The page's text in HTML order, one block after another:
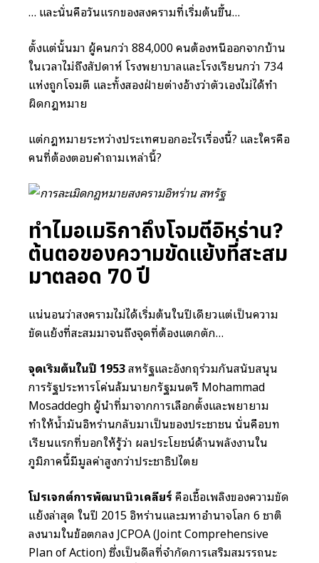
… และนั่นคือวันแรกของสงครามที่เริ่มต้นขึ้น…
ตั้งแต่นั้นมา ผู้คนกว่า 884,000 คนต้องหนีออกจากบ้าน
ในเวลาไม่ถึงสัปดาห์ โรงพยาบาลและโรงเรียนกว่า 734
แห่งถูกโจมตี และทั้งสองฝ่ายต่างอ้างว่าตัวเองไม่ได้ทำ
ผิดกฎหมาย
แต่กฎหมายระหว่างประเทศบอกอะไรเรื่องนี้? และใครคือ
คนที่ต้องตอบคำถามเหล่านี้?
ทำไมอเมริกาถึงโจมตีอิหร่าน?
ต้นตอของความขัดแย้งที่สะสม
มาตลอด 70 ปี
แน่นอนว่าสงครามไม่ได้เริ่มต้นในปีเดียวแต่เป็นความ
ขัดแย้งที่สะสมมาจนถึงจุดที่ต้องแตกตัก…
จุดเริ่มต้นในปี 1953สหรัฐและอังกฤษร่วมกันสนับสนุน
การรัฐประหารโค่นล้มนายกรัฐมนตรี Mohammad
Mosaddegh ผู้นำที่มาจากการเลือกตั้งและพยายาม
ทำให้น้ำมันอิหร่านกลับมาเป็นของประชาชน นั่นคือบท
เรียนแรกที่บอกให้รู้ว่า ผลประโยชน์ด้านพลังงานใน
ภูมิภาคนี้มีมูลค่าสูงกว่าประชาธิปไตย
โปรเจกต์การพัฒนานิวเคลียร์คือเชื้อเพลิงของความขัด
แย้งล่าสุด ในปี 2015 อิหร่านและมหาอำนาจโลก 6 ชาติ
ลงนามในข้อตกลง JCPOA (Joint Comprehensive
Plan of Action) ซึ่งเป็นดีลที่จำกัดการเสริมสมรรถนะ